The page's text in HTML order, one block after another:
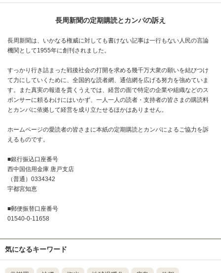
長周新聞の定期購読とカンパの訴え
長周新聞は、いかなる権威に対しても書けない記事は一行もない人民の言論
機関として1955年に創刊されました。
すっかり行き詰まった戦後社会の打開を求める幾千万大衆の願いを結びつけ
て力にしていくために、全国的な読者網、通信網を広げる努力を強めていま
す。また真実の報道を貫くうえでは、経営の面で特定の企業や組織などのス
ポンサーに頼るわけにはいかず、一人一人の読者・支持者の皆さまの購読料
とカンパに依拠して経営を成り立たせるほかはありません。
ホームページの愛読者の皆さまに本紙の定期購読とカンパによるご協力を訴
えるものです。
■銀行振込口座番号
西中国信用金庫 唐戸支店
（普通）0334342
宇都宮知恵
■郵便振替口座番号
01540-0-11658
気になるキーワード